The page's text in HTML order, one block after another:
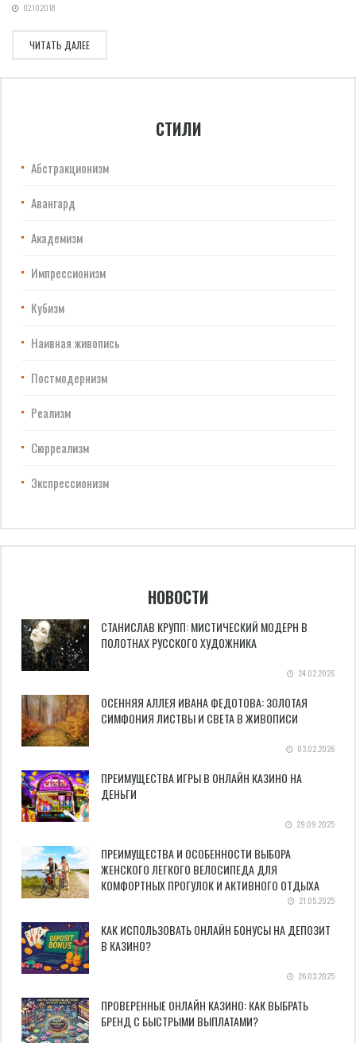
02.10.2018
ЧИТАТЬ ДАЛЕЕ
СТИЛИ
Абстракционизм
Авангард
Академизм
Импрессионизм
Кубизм
Наивная живопись
Постмодернизм
Реализм
Сюрреализм
Экспрессионизм
НОВОСТИ
СТАНИСЛАВ КРУПП: МИСТИЧЕСКИЙ МОДЕРН В
ПОЛОТНАХ РУССКОГО ХУДОЖНИКА
24.02.2026
ОСЕННЯЯ АЛЛЕЯ ИВАНА ФЕДОТОВА: ЗОЛОТАЯ
СИМФОНИЯ ЛИСТВЫ И СВЕТА В ЖИВОПИСИ
03.02.2026
ПРЕИМУЩЕСТВА ИГРЫ В ОНЛАЙН КАЗИНО НА
ДЕНЬГИ
29.09.2025
ПРЕИМУЩЕСТВА И ОСОБЕННОСТИ ВЫБОРА
ЖЕНСКОГО ЛЕГКОГО ВЕЛОСИПЕДА ДЛЯ
КОМФОРТНЫХ ПРОГУЛОК И АКТИВНОГО ОТДЫХА
21.05.2025
КАК ИСПОЛЬЗОВАТЬ ОНЛАЙН БОНУСЫ НА ДЕПОЗИТ
В КАЗИНО?
26.03.2025
ПРОВЕРЕННЫЕ ОНЛАЙН КАЗИНО: КАК ВЫБРАТЬ
БРЕНД С БЫСТРЫМИ ВЫПЛАТАМИ?